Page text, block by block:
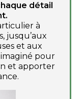
détail
à
jusqu’aux
et aux
pour
et apporter